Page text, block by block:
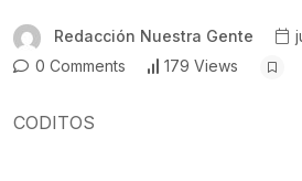
Redacción Nuestra Gente
0 Comments
179 Views
CODITOS